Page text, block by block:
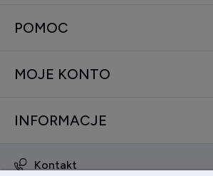
POMOC
MOJE KONTO
INFORMACJE
Kontakt